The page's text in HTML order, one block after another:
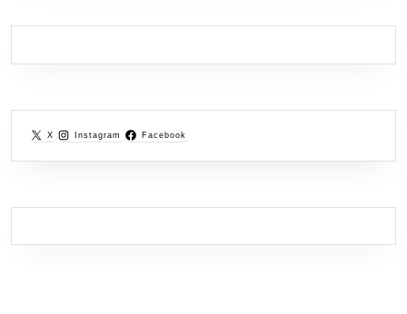
X Instagram Facebook